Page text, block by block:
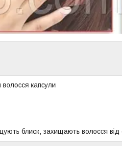
капсули
блиск, захищають волосся від